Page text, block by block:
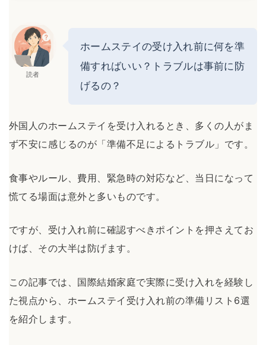
読者
ホームステイの受け入れ前に何を準
備すればいい？トラブルは事前に防
げるの？
外国人のホームステイを受け入れるとき、多くの人がま
ず不安に感じるのが「準備不足によるトラブル」です。
食事やルール、費用、緊急時の対応など、当日になって
慌てる場面は意外と多いものです。
ですが、受け入れ前に確認すべきポイントを押さえてお
けば、その大半は防げます。
この記事では、国際結婚家庭で実際に受け入れを経験し
た視点から、ホームステイ受け入れ前の準備リスト6選
を紹介します。